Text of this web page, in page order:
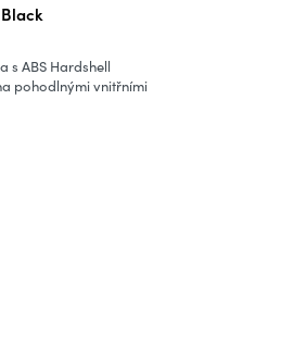
s ABS Hardshell
pohodlnými vnitřními